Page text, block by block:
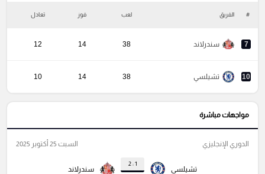
# الفريق لعب فوز تعادل
7 سندرلاند 38
14
12
10 تشيلسي 38
14
10
مواجهات مباشرة
تشيلسي
1 : 2
سندرلاند
الدوري الإنجليزي السبت 25 أكتوبر 2025